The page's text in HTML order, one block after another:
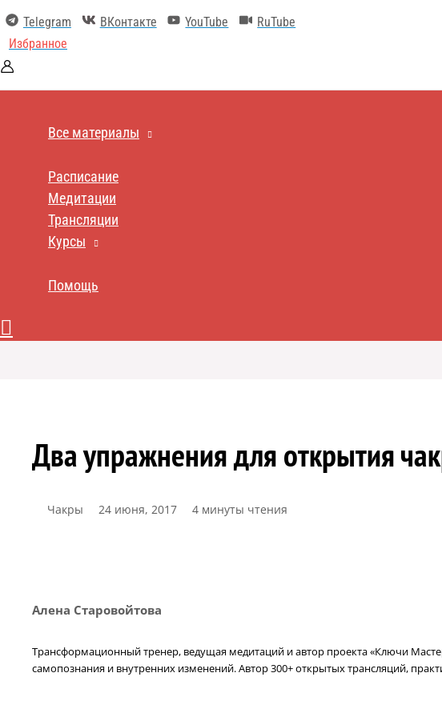
содержимому
Telegram ВКонтакте YouTube
RuTube
Избранное
Все материалы
Расписание
Медитации
Трансляции
Курсы
Помощь
Поиск
Два упражнения для открытия
Чакры 24 июня, 2017 4 минуты чтения
Алена Старовойтова
Трансформационный тренер, ведущая медитаций и автор проекта «Ключи
самопознания и внутренних изменений. Автор 300+ открытых трансляций,